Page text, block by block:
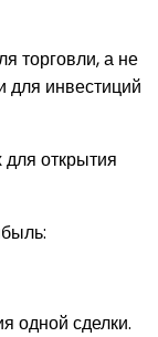
торговли, а не
для инвестиций
открытия
одной сделки.